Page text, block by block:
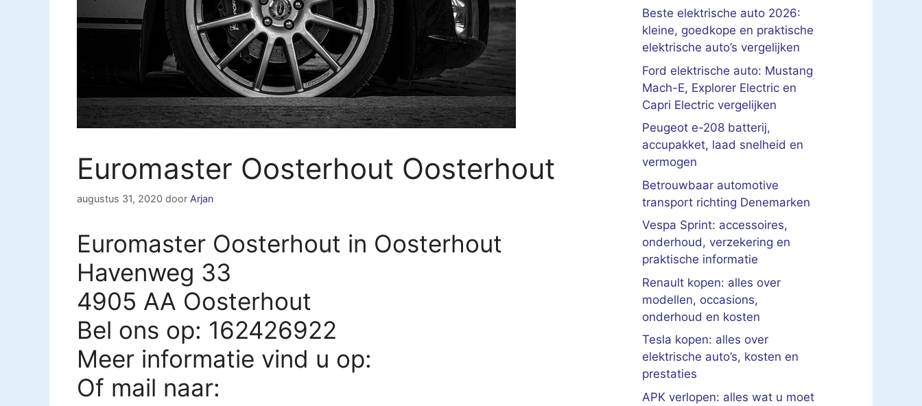
Euromaster Oosterhout Oosterhout
augustus 31, 2020 door Arjan
Euromaster Oosterhout in Oosterhout
Havenweg 33
4905 AA Oosterhout
Bel ons op: 162426922
Meer informatie vind u op:
Of mail naar:
Beste elektrische auto 2026:
kleine, goedkope en praktische
elektrische auto’s vergelijken
Ford elektrische auto: Mustang
Mach-E, Explorer Electric en
Capri Electric vergelijken
Peugeot e-208 batterij,
accupakket, laad snelheid en
vermogen
Betrouwbaar automotive
transport richting Denemarken
Vespa Sprint: accessoires,
onderhoud, verzekering en
praktische informatie
Renault kopen: alles over
modellen, occasions,
onderhoud en kosten
Tesla kopen: alles over
elektrische auto’s, kosten en
prestaties
APK verlopen: alles wat u moet